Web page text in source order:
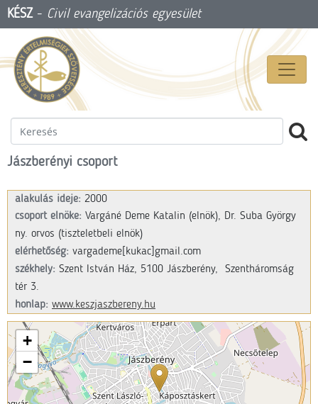
KÉSZ- Civil evangelizációs egyesület
Jászberényi csoport
alakulás ideje: 2000
csoport elnöke: Vargáné Deme Katalin (elnök), Dr. Suba György
ny. orvos (tiszteletbeli elnök)
elérhetőség: vargademe [kukac] gmail.com
székhely: Szent István Ház, 5100 Jászberény, Szentháromság
tér 3.
honlap: www.keszjaszbereny.hu
+
−